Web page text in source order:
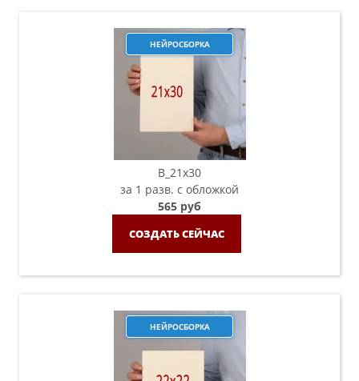
НЕЙРОСБОРКА
B_21х30
за 1 разв. с обложкой
565 руб
СОЗДАТЬ СЕЙЧАС
НЕЙРОСБОРКА